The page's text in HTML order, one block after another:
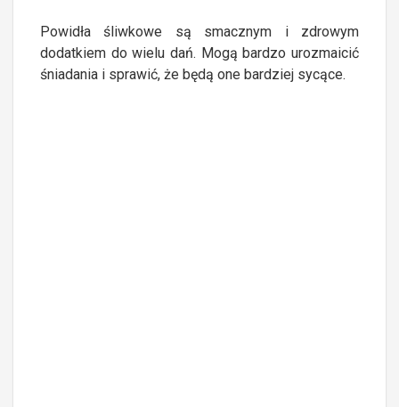
Powidła śliwkowe są smacznym i zdrowym
dodatkiem do wielu dań. Mogą bardzo urozmaicić
śniadania i sprawić, że będą one bardziej sycące.